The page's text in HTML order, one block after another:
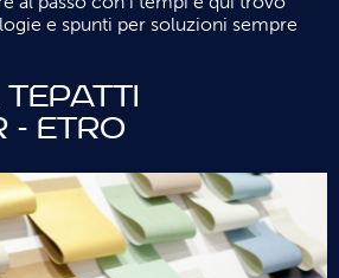
e spunti per soluzioni sempre
- Etro